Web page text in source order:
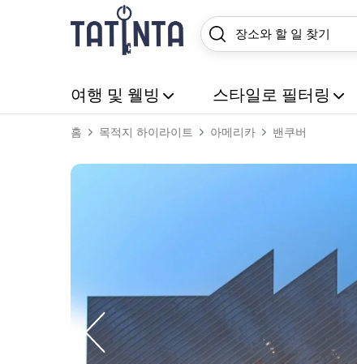
여행 및 웰빙 스타일로 필터링
홈 목적지 하이라이트 아메리카 밴쿠버